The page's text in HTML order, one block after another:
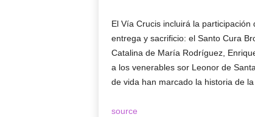
El Vía Crucis incluirá la
entrega y sacrificio: el Santo Cura
Catalina de María Rodríguez,
a los venerables sor Leonor de
de vida han marcado la historia de la
source